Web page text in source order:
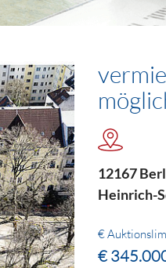
12167
Heinrich-
€
€